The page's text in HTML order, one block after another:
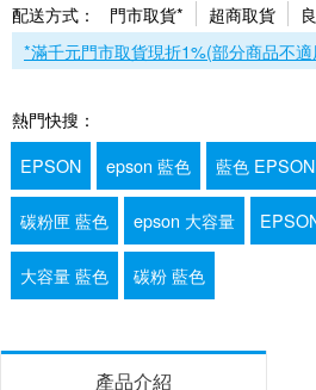
配送方式： 門市取貨* 超商取貨
*滿千元門市取貨現折1%(部分商品不
熱門快搜：
EPSON
epson 藍色 藍色 EPSON
碳粉匣 藍色 epson 大容量
大容量 藍色 碳粉 藍色
產品介紹